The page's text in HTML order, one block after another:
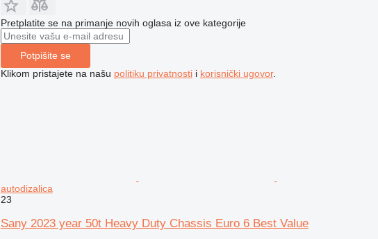
Pretplatite se na primanje novih oglasa iz ove kategorije
Potpišite se
Klikom pristajete na našu politiku privatnostii korisnički ugovor.
autodizalica
23
Sany 2023 year 50t Heavy Duty Chassis Euro 6 Best Value